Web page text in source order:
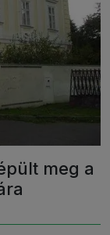
meg a